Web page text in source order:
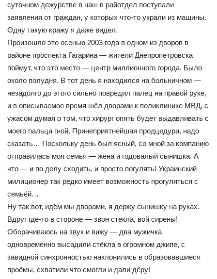
суточном дежурстве в наш в райотдел поступали
заявления от граждан, у которых что-то украли из машины.
Одну такую кражу я даже видел.
Произошло это осенью 2003 года в одном из дворов в
районе проспекта Гагарина — жители Днепропетровска
поймут, что это место — центр миллионного города. Было
около полудня. В тот день я находился на больничном —
незадолго до этого сильно повредил палец на правой руке,
и в описываемое время шёл дворами к поликлинике МВД, с
ужасом думая о том, что хирург опять будет выдавливать с
моего пальца гной. Принеприятнейшая продцедура, надо
сказать… Поскольку день был ясный, со мной за компанию
отправилась моя семья — жена и годовалый сынишка. А
что — и по делу сходить, и просто погулять! Украинский
милиционер так редко имеет возможность прогуляться с
семьёй…
Ну так вот, идём мы дворами, я держу сынишку на руках.
Вдруг где-то в стороне — звон стекла, вой сирены!
Оборачиваюсь на звук и вижу — два мужичка
одновременно высадили стёкла в огромном джипе, с
завидной синхронностью наклонились в образовавшиеся
проёмы, схватили что смогли и дали дёру!